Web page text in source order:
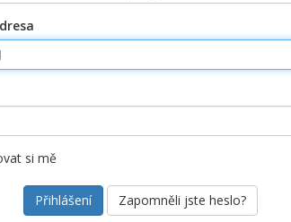
si mě
Zapomněli jste heslo?